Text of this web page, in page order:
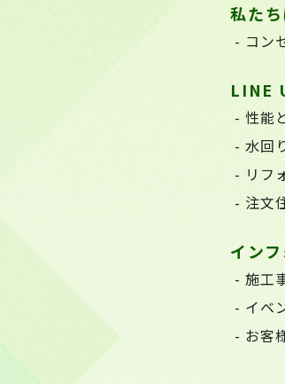
私た
コン
LINE
性能
水回
リフ
注文
イン
施工
イベ
お客